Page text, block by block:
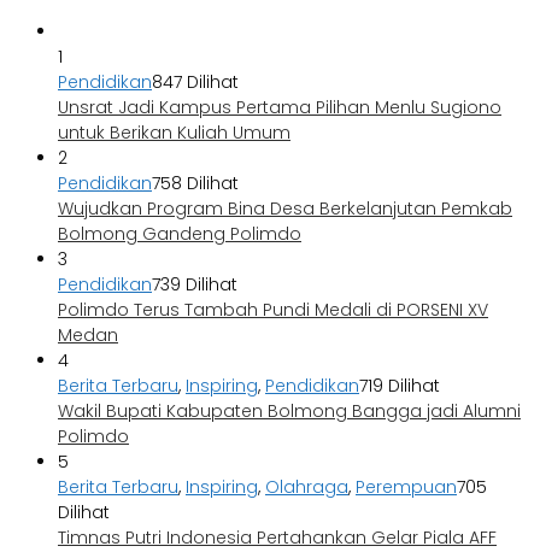
1
Pendidikan847 Dilihat
Unsrat Jadi Kampus Pertama Pilihan Menlu Sugiono
untuk Berikan Kuliah Umum
2
Pendidikan758 Dilihat
Wujudkan Program Bina Desa Berkelanjutan Pemkab
Bolmong Gandeng Polimdo
3
Pendidikan739 Dilihat
Polimdo Terus Tambah Pundi Medali di PORSENI XV
Medan
4
Berita Terbaru, Inspiring, Pendidikan719 Dilihat
Wakil Bupati Kabupaten Bolmong Bangga jadi Alumni
Polimdo
5
Berita Terbaru, Inspiring, Olahraga, Perempuan705
Dilihat
Timnas Putri Indonesia Pertahankan Gelar Piala AFF